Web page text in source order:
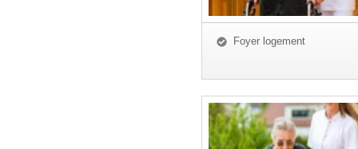
Foyer logement